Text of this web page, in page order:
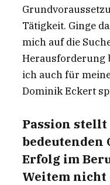
Tätigkeit. Ginge
mich auf die
Herausforderung
ich auch für
Dominik Eckert
Passion
bedeutenden
Erfolg im
Weitem nicht